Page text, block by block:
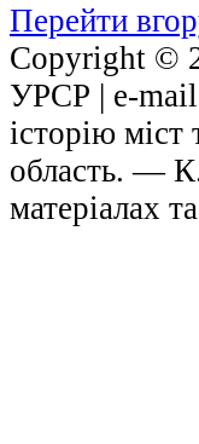
Перейти
Copyright ©
УРСР | е-
історію міст
область. —
матеріалах